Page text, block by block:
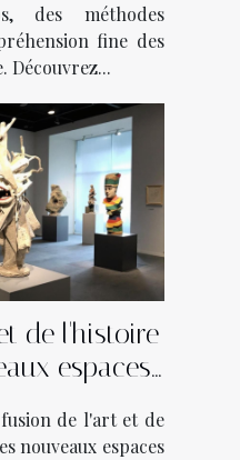
des méthodes
fine des
Découvrez...
de l'histoire
espaces
de l'art et de
nouveaux espaces